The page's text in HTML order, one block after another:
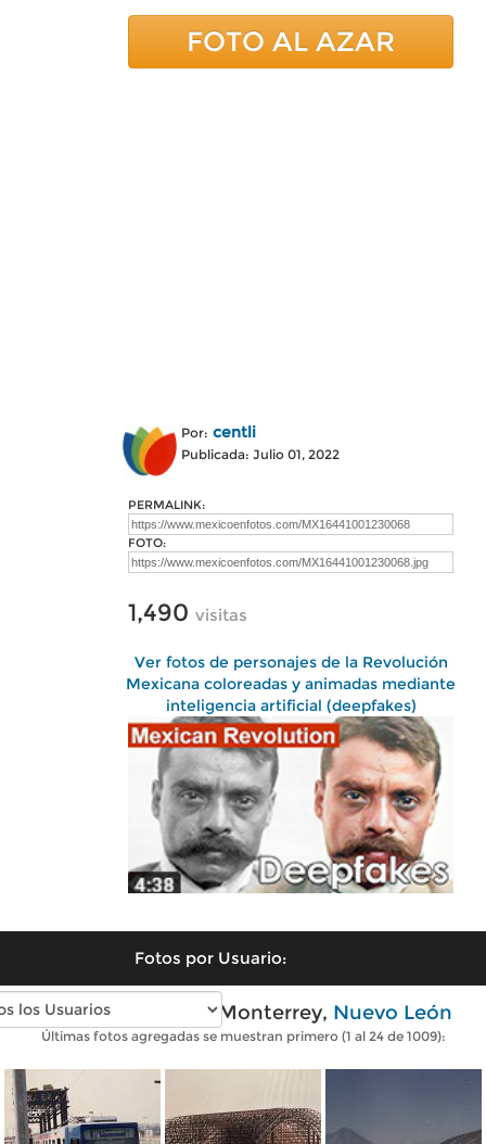
FOTO AL AZAR
Por: centli
Publicada: Julio 01, 2022
PERMALINK:
FOTO:
1,490 visitas
Ver fotos de personajes de la Revolución
Mexicana coloreadas y animadas mediante
inteligencia artificial (deepfakes)
Fotos por Usuario:
Fotos antiguas de Monterrey, Nuevo León
Últimas fotos agregadas se muestran primero (1 al 24 de 1009):